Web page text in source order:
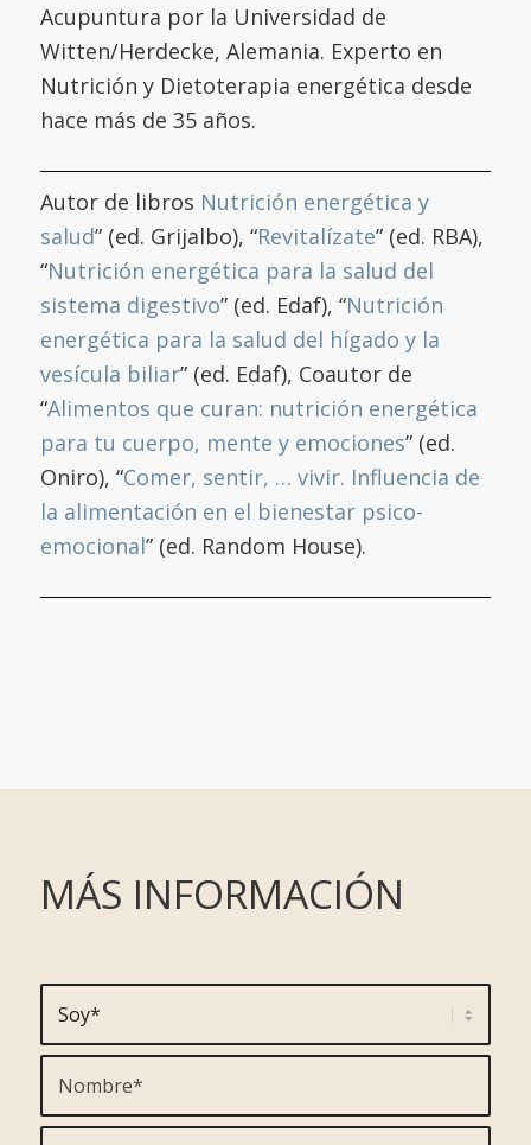
Acupuntura por la Universidad de
Witten/Herdecke, Alemania. Experto en
Nutrición y Dietoterapia energética desde
hace más de 35 años.
Autor de libros Nutrición energética y
salud” (ed. Grijalbo), “Revitalízate” (ed. RBA),
“Nutrición energética para la salud del
sistema digestivo” (ed. Edaf), “Nutrición
energética para la salud del hígado y la
vesícula biliar” (ed. Edaf), Coautor de
“Alimentos que curan: nutrición energética
para tu cuerpo, mente y emociones” (ed.
Oniro), “Comer, sentir, … vivir. Influencia de
la alimentación en el bienestar psico-
emocional” (ed. Random House).
MÁS INFORMACIÓN